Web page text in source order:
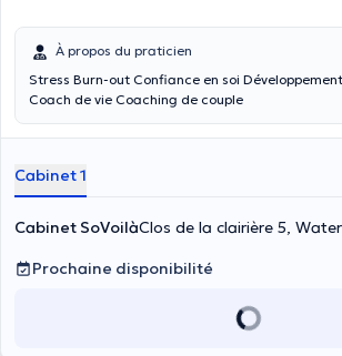
À propos du praticien
Stress Burn-out Confiance en soi Développement personnel Anxiété
Coach de vie Coaching de couple
Cabinet 1
Cabinet SoVoilàClos de la clairière 5,
Prochaine disponibilité